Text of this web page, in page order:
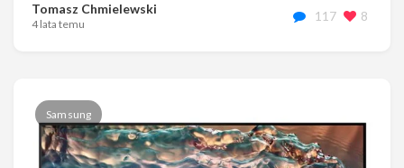
Tomasz Chmielewski
4 lata temu
117 8
Samsung